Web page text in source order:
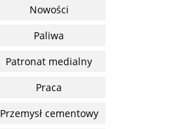
Nowości
Paliwa
Patronat medialny
Praca
Przemysł cementowy